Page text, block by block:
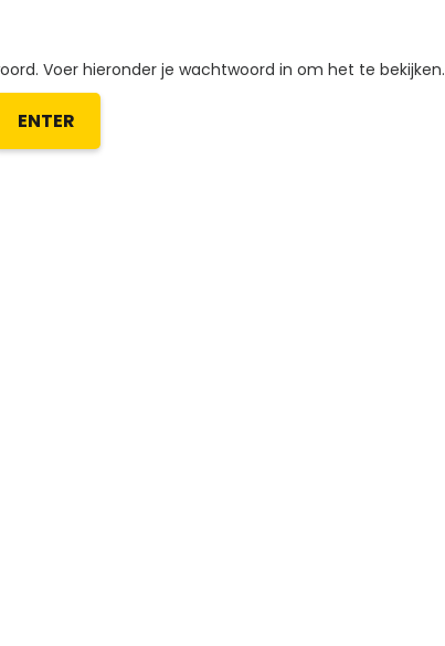
Voer hieronder je wachtwoord in om het te bekijken.